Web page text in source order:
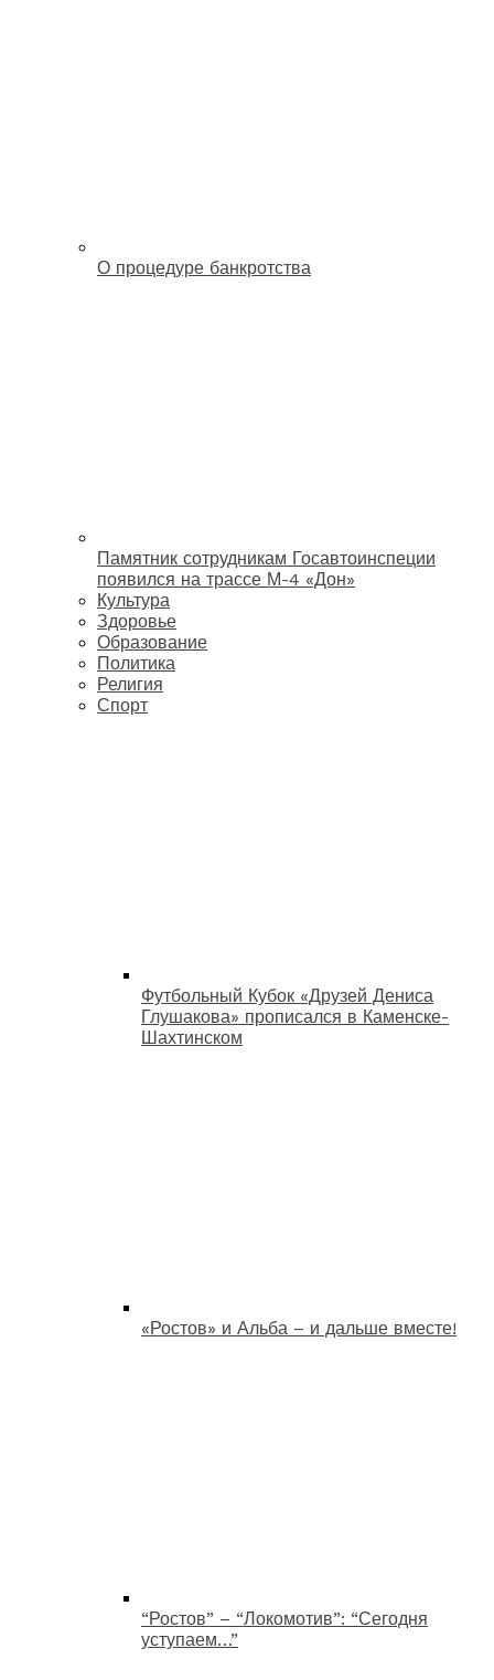
О процедуре банкротства
Памятник сотрудникам Госавтоинспеции
появился на трассе М-4 «Дон»
Культура
Здоровье
Образование
Политика
Религия
Спорт
Футбольный Кубок «Друзей Дениса
Глушакова» прописался в Каменске-
Шахтинском
«Ростов» и Альба – и дальше вместе!
“Ростов” – “Локомотив”: “Сегодня
уступаем…”